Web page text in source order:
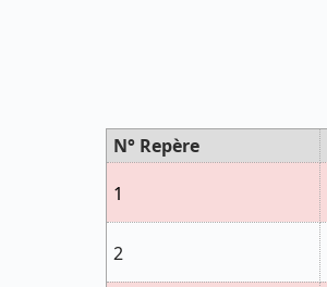
N° Repère
1
2